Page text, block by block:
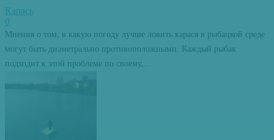
Карась
0
Мнения о том, в какую погоду лучше ловить карася в рыбацкой среде
могут быть диаметрально противоположными. Каждый рыбак
подходит к этой проблеме по своему,...